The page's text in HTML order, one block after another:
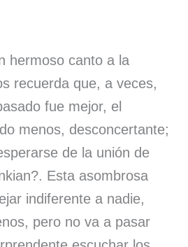
hermoso canto a la
recuerda que, a veces,
fue mejor, el
menos, desconcertante;
de la unión de
Esta asombrosa
indiferente a nadie,
pero no va a pasar